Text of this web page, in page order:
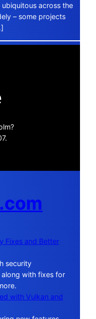
across the
– some projects
Fixes and Better
security
along with fixes for
with Vulkan and